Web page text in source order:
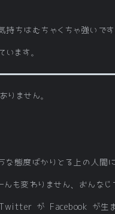
ちはむちゃくちゃ強いです
ます。
りません。
態度ばかりとる上の人間に
も変わりません、おんなじ
が Facebook が生ま